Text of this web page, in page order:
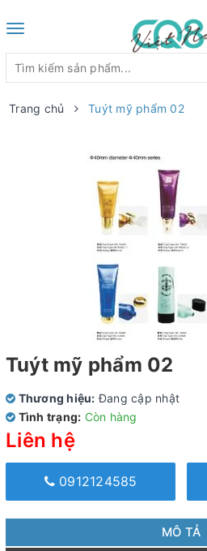
Toggle
Trang chủ Tuýt mỹ phẩm 02
Tuýt mỹ phẩm 02
Thương hiệu: Đang cập nhật
Tình trạng: Còn hàng
Liên hệ
0912124585
MÔ TẢ